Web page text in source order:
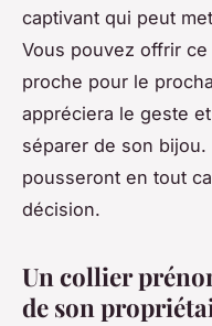
captivant qui peut
Vous pouvez offrir
proche pour le
appréciera le geste
séparer de son
pousseront en tout
décision.
Un collier
de son